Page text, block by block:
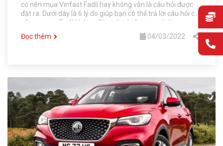
có nên mua Vinfast Fadil hay không vẫn là câu hỏi được
đặt ra. Dưới dây là 6 lý do giúp bạn có thể trả lời câu hỏi có
nên mua xe Fadil không. Cùng tìm hiểu ngay nhé!
Đọc thêm
04/03/2022